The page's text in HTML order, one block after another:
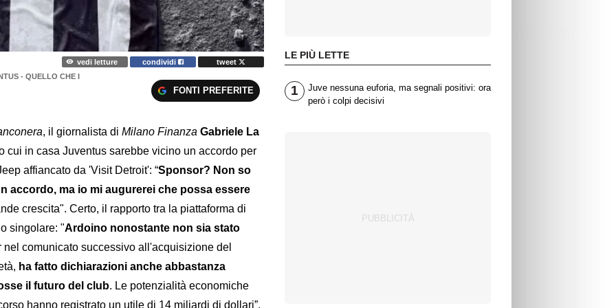
vedi letture condividi
tweet
- QUELLO CHE I
FONTI PREFERITE
, il giornalista di Milano Finanza Gabriele La
cui in casa Juventus sarebbe vicino un accordo per
affiancato da 'Visit Detroit': “Sponsor? Non so
accordo, ma io mi augurerei che possa essere
crescita". Certo, il rapporto tra la piattaforma di
singolare: "Ardoino nonostante non sia stato
comunicato successivo all'acquisizione del
ha fatto dichiarazioni anche abbastanza
il futuro del club. Le potenzialità economiche
hanno registrato un utile di 14 miliardi di dollari”.
LE PIÙ LETTE
1
Juve nessuna euforia, ma segnali positivi: ora
però i colpi decisivi